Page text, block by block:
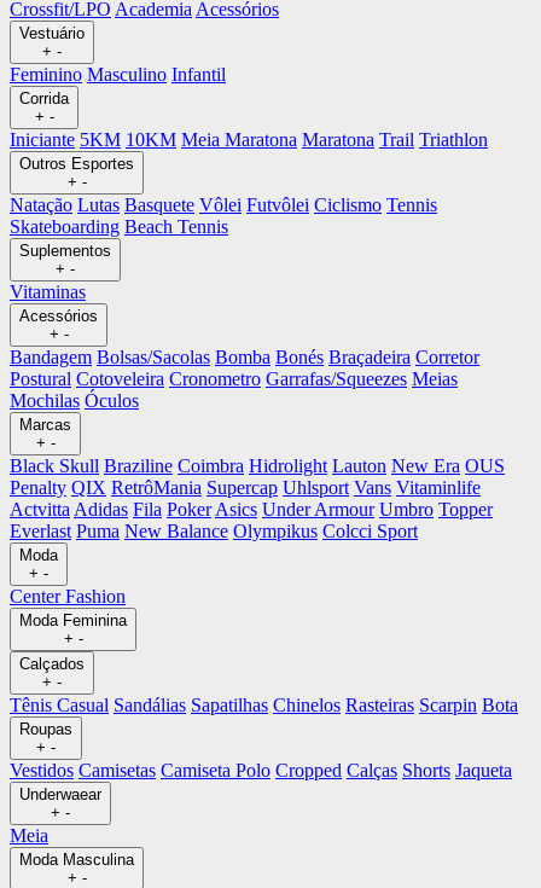
Crossfit/LPO Academia Acessórios
Vestuário
+ -
Feminino Masculino Infantil
Corrida
+ -
Iniciante 5KM 10KM Meia Maratona Maratona Trail Triathlon
Outros Esportes
+ -
Natação Lutas Basquete Vôlei Futvôlei Ciclismo Tennis
Skateboarding Beach Tennis
Suplementos
+ -
Vitaminas
Acessórios
+ -
Bandagem Bolsas/Sacolas Bomba Bonés Braçadeira Corretor
Postural Cotoveleira Cronometro Garrafas/Squeezes Meias
Mochilas Óculos
Marcas
+ -
Black Skull Braziline Coimbra Hidrolight Lauton New Era OUS
Penalty QIX RetrôMania Supercap Uhlsport Vans Vitaminlife
Actvitta Adidas Fila Poker Asics Under Armour Umbro Topper
Everlast Puma New Balance Olympikus Colcci Sport
Moda
+ -
Center Fashion
Moda Feminina
+ -
Calçados
+ -
Tênis Casual Sandálias Sapatilhas Chinelos Rasteiras Scarpin Bota
Roupas
+ -
Vestidos Camisetas Camiseta Polo Cropped Calças Shorts Jaqueta
Underwaear
+ -
Meia
Moda Masculina
+ -